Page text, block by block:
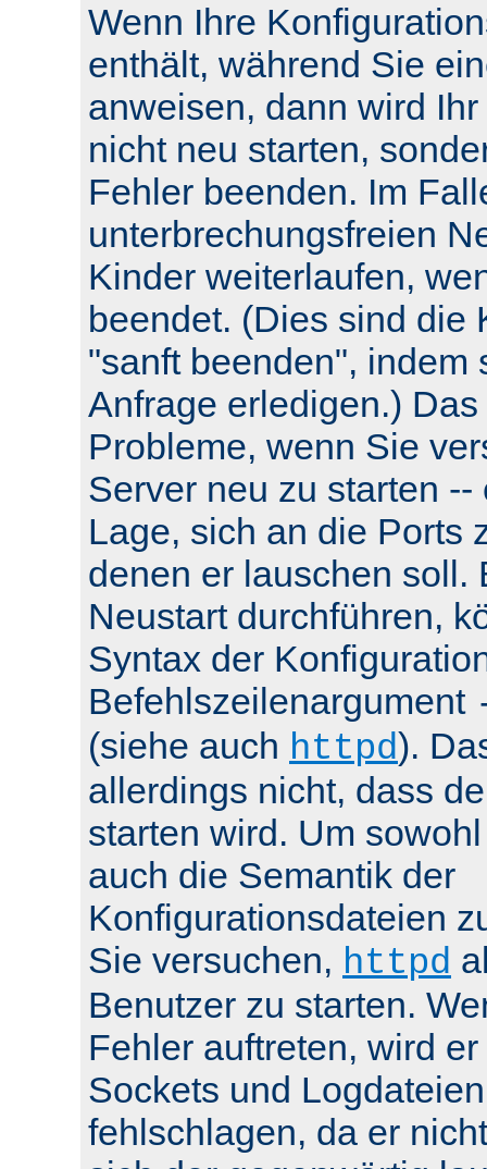
Wenn Ihre
enthält, während Sie
anweisen, dann wird
nicht neu starten,
Fehler beenden. Im
unterbrechungsfreien
Kinder weiterlaufen,
beendet. (Dies sind die
"sanft beenden", indem
Anfrage erledigen.)
Probleme, wenn Sie
Server neu zu starten
Lage, sich an die Ports
denen er lauschen soll.
Neustart durchführen,
Syntax der
Befehlszeilenargument
(siehe auch httpd).
allerdings nicht, dass
starten wird. Um
auch die Semantik der
Konfigurationsdateien
Sie versuchen, httpd
Benutzer zu starten.
Fehler auftreten, wird
Sockets und
fehlschlagen, da er